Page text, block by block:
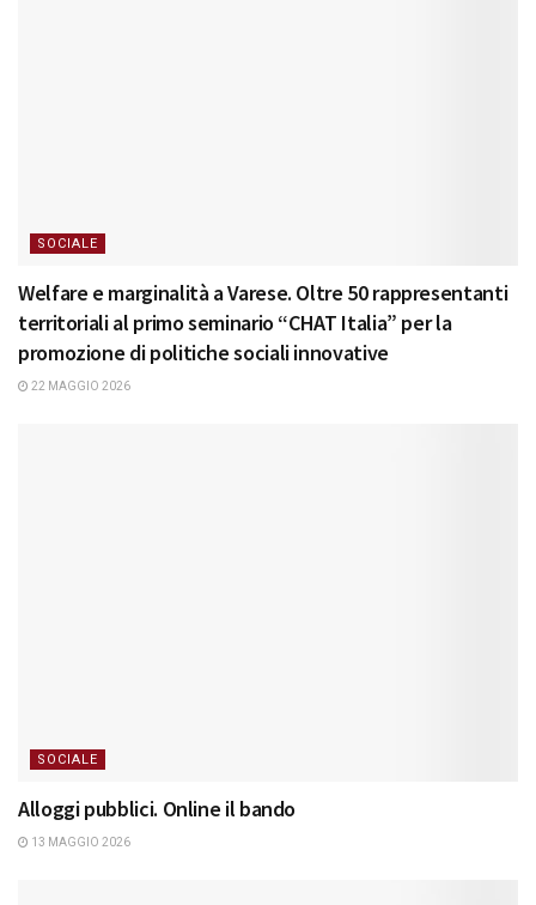
SOCIALE
Welfare e marginalità a Varese. Oltre 50 rappresentanti
territoriali al primo seminario “CHAT Italia” per la
promozione di politiche sociali innovative
22 MAGGIO 2026
SOCIALE
Alloggi pubblici. Online il bando
13 MAGGIO 2026